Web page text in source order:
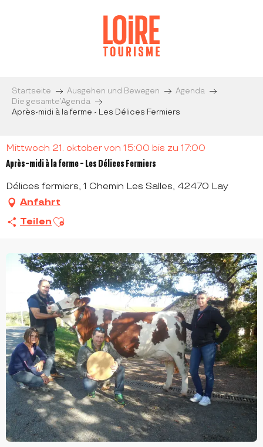
Startseite Ausgehen und Bewegen
Agenda
Die gesamte’Agenda
Après-midi à la ferme - Les Délices Fermiers
Mittwoch 21. oktober von 15:00 bis zu 17:00
Après-midi à la ferme - Les Délices Fermiers
Délices fermiers, 1 Chemin Les Salles, 42470 Lay
Anfahrt
Teilen Ajouter aux favoris